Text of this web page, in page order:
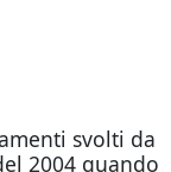
svolti da
2004 quando